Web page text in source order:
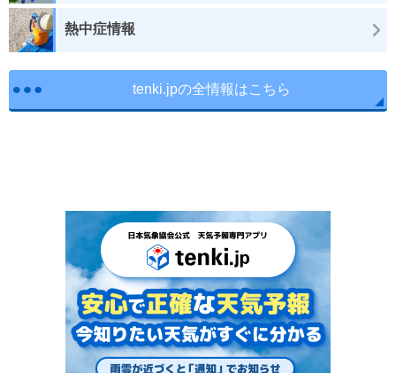
熱中症情報
tenki.jpの全情報はこちら